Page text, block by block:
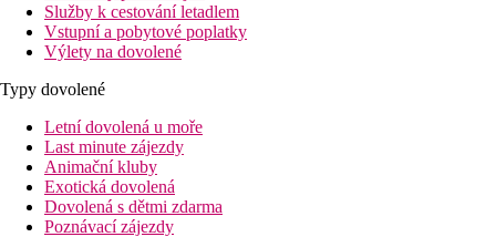
Služby k cestování letadlem
Vstupní a pobytové poplatky
Výlety na dovolené
Typy dovolené
Letní dovolená u moře
Last minute zájezdy
Animační kluby
Exotická dovolená
Dovolená s dětmi zdarma
Poznávací zájezdy